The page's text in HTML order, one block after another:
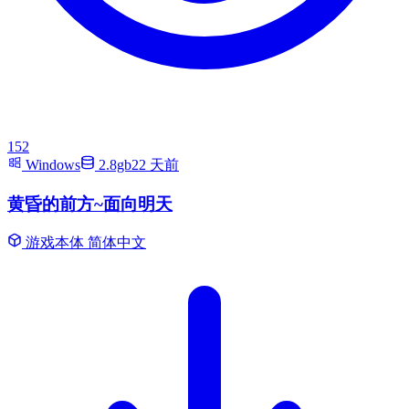
152
Windows
2.8gb22 天前
黄昏的前方~面向明天
游戏本体 简体中文